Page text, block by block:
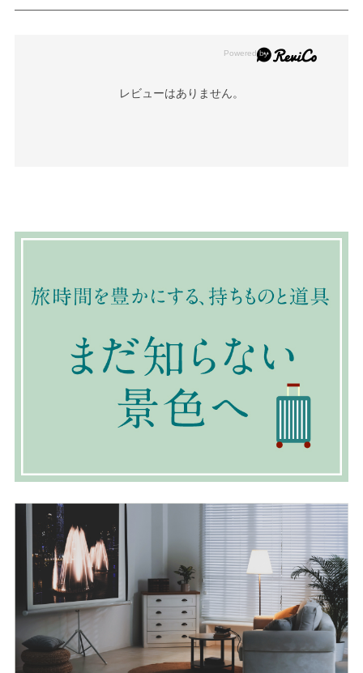
レビューはありません。